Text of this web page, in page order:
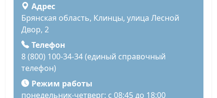
Адрес
Брянская область, Клинцы, улица Лесной
Двор, 2
Телефон
8 (800) 100-34-34 (единый справочный
телефон)
Режим работы
понедельник-четверг: с 08:45 до 18:00